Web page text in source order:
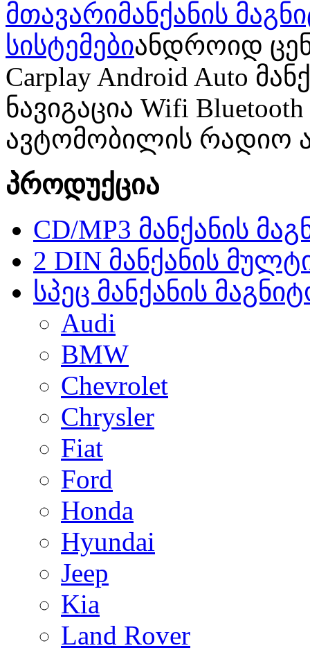
მთავარიმანქანის
სისტემებიანდროიდ
Carplay Android Auto
ნავიგაცია Wifi
ავტომობილის რადიო
პროდუქცია
CD/MP3 მანქანის
2 DIN მანქანის
სპეც მანქანის
Audi
BMW
Chevrolet
Chrysler
Fiat
Ford
Honda
Hyundai
Jeep
Kia
Land Rover